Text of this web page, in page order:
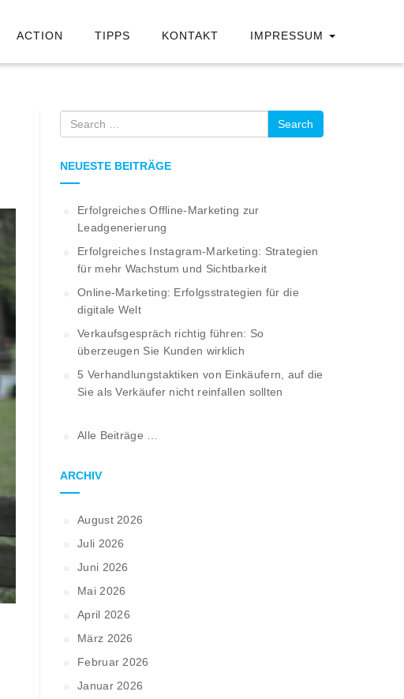
ACTION TIPPS KONTAKT IMPRESSUM
Search
NEUESTE BEITRÄGE
Erfolgreiches Offline-Marketing zur
Leadgenerierung
Erfolgreiches Instagram-Marketing: Strategien
für mehr Wachstum und Sichtbarkeit
Online-Marketing: Erfolgsstrategien für die
digitale Welt
Verkaufsgespräch richtig führen: So
überzeugen Sie Kunden wirklich
5 Verhandlungstaktiken von Einkäufern, auf die
Sie als Verkäufer nicht reinfallen sollten
Alle Beiträge …
ARCHIV
August 2026
Juli 2026
Juni 2026
Mai 2026
April 2026
März 2026
Februar 2026
Januar 2026